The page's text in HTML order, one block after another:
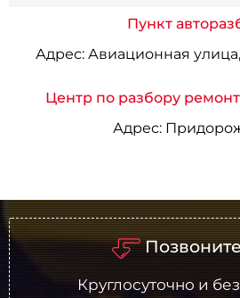
Пункт
Адрес: Авиационная улица,
Центр по разбору
Адрес:
Круглосуточно и